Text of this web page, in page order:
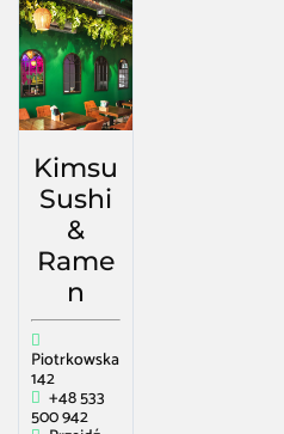
Kimsu
Sushi
&
Rame
n
Piotrkowska
142
+48 533
500 942